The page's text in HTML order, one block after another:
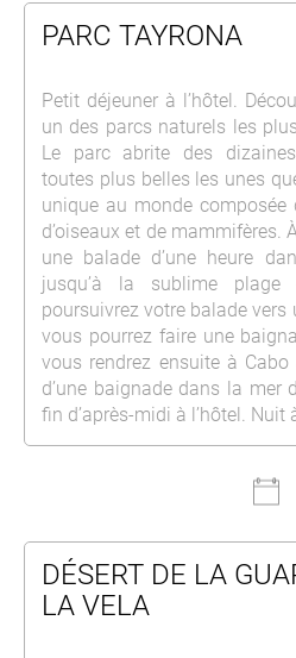
PARC TAYRONA
Petit déjeuner à l’hôtel.
un des parcs naturels les
Le parc abrite des
toutes plus belles les unes
unique au monde composée
d’oiseaux et de mammifères.
une balade d’une heure
jusqu’à la sublime plage
poursuivrez votre balade vers
vous pourrez faire une
vous rendrez ensuite à
d’une baignade dans la mer
fin d’après-midi à l’hôtel. Nuit
DÉSERT DE LA
LA VELA